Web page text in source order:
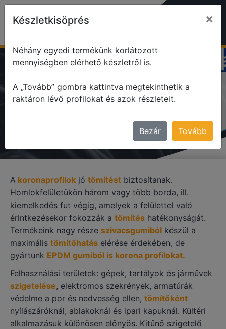
profile Korona profilok
A koronaprofilok jó tömítést biztosítanak.
Homlokfelületükön három vagy több borda, ill.
kiemelkedés fut végig, amelyek a felülettel való
érintkezésekor fokozzák a tömítés hatékonyságát.
Termékeink nagy része szivacsgumiból készül a
maximális tömítőhatás elérése érdekében, de
gyártunk EPDM gumiból is korona profilokat.
Felhasználási területek: gépek, tartályok és járművek
szigetelése, elektromos szekrények, armatúrák
védelme a por és nedvesség ellen, tömítőként
nyílászáróknál, ablakoknál és ipari kapuknál. Kültéri
alkalmazásuk különösen előnyös. Kitűnő szigetelő
Készletkisöprés ×
Néhány egyedi termékünk korlátozott
mennyiségben elérhető készletről is.
A „Tovább” gombra kattintva megtekinthetik a
raktáron lévő profilokat és azok részleteit.
Bezár Tovább